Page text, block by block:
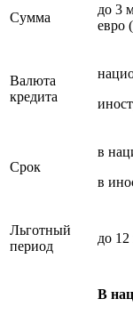
Сумма
до 3
евро
Валюта
кредита
Срок
в
в
Льготный
период
до 12
В